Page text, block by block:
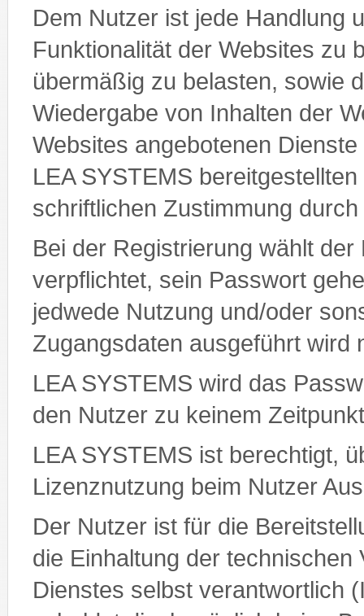
Dem Nutzer ist jede Handlung
Funktionalität der Websites zu
übermäßig zu belasten, sowie
Wiedergabe von Inhalten der
Websites angebotenen
LEA SYSTEMS
schriftlichen Zustimmung
Bei der Registrierung wählt
verpflichtet, sein Passwort
jedwede Nutzung und/oder
Zugangsdaten ausgeführt wird
LEA SYSTEMS wird das
den Nutzer zu keinem
LEA SYSTEMS ist berechtigt,
Lizenznutzung beim Nutzer
Der Nutzer ist für die
die Einhaltung der
Dienstes selbst verantwortlich